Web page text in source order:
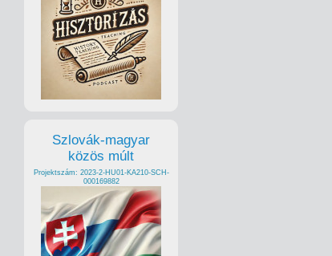
Szlovák-magyar
közös múlt
Projektszám: 2023-2-HU01-KA210-SCH-
000169882